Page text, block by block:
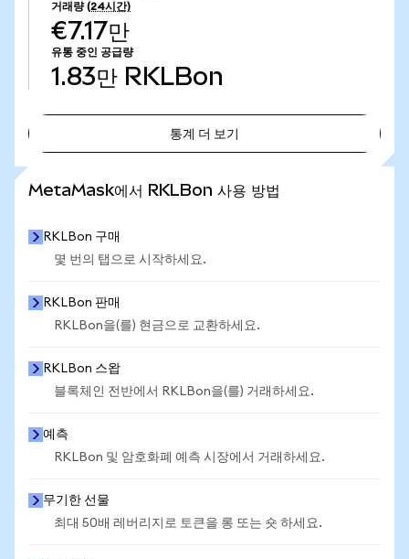
거래량 (24시간)
€7.17만
유통 중인 공급량
1.83만 RKLBon
통계 더 보기
MetaMask에서 RKLBon 사용 방법
RKLBon 구매
몇 번의 탭으로 시작하세요.
RKLBon 판매
RKLBon을(를) 현금으로 교환하세요.
RKLBon 스왑
블록체인 전반에서 RKLBon을(를) 거래하세요.
예측
RKLBon 및 암호화폐 예측 시장에서 거래하세요.
무기한 선물
최대 50배 레버리지로 토큰을 롱 또는 숏 하세요.